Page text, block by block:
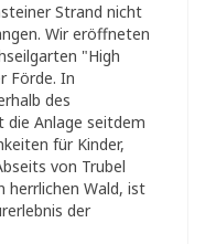
Strand nicht
Wir eröffneten
"High
Förde. In
des
Anlage seitdem
für Kinder,
von Trubel
herrlichen Wald, ist
der